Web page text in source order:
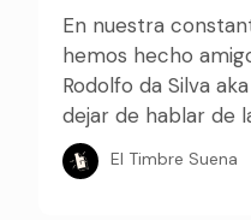
En nuestra
hemos hecho
Rodolfo da Silva
dejar de hablar de
El Timbre Suena